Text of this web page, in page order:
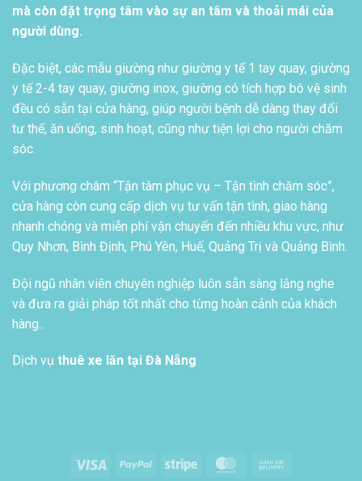
mà còn đặt trọng tâm vào sự an tâm và thoải mái của
người dùng.
Đặc biệt, các mẫu giường như giường y tế 1 tay quay, giường
y tế 2-4 tay quay, giường inox, giường có tích hợp bô vệ sinh
đều có sẵn tại cửa hàng, giúp người bệnh dễ dàng thay đổi
tư thế, ăn uống, sinh hoạt, cũng như tiện lợi cho người chăm
sóc.
Với phương châm “Tận tâm phục vụ – Tận tình chăm sóc”,
cửa hàng còn cung cấp dịch vụ tư vấn tận tình, giao hàng
nhanh chóng và miễn phí vận chuyển đến nhiều khu vực, như
Quy Nhơn, Bình Định, Phú Yên, Huế, Quảng Trị và Quảng Bình.
Đội ngũ nhân viên chuyên nghiệp luôn sẵn sàng lắng nghe
và đưa ra giải pháp tốt nhất cho từng hoàn cảnh của khách
hàng..
Dịch vụ thuê xe lăn tại Đà Nẵng
Visa PayPal Stripe MasterCard